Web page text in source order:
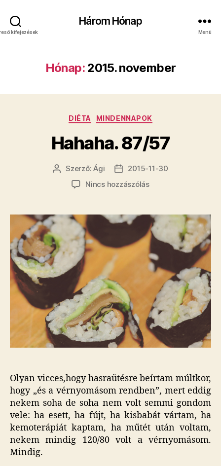
kifejezések
Három Hónap
Menü
Hónap: 2015. november
Kategóriák
DIÉTA MINDENNAPOK
Hahaha. 87/57
Bejegyzés
szerzője
Szerző:Ági
Bejegyzés
dátuma
2015-11-30
Nincs hozzászólása(z)
bejegyzéshez
Olyan vicces,hogy hasraütésre beírtam múltkor,
hogy „és a vérnyomásom rendben”, mert eddig
nekem soha de soha nem volt semmi gondom
vele: ha esett, ha fújt, ha kisbabát vártam, ha
kemoterápiát kaptam, ha műtét után voltam,
nekem mindig 120/80 volt a vérnyomásom.
Mindig.